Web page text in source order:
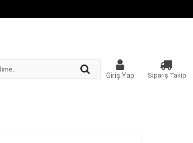
Giriş Yap Sipariş Takip